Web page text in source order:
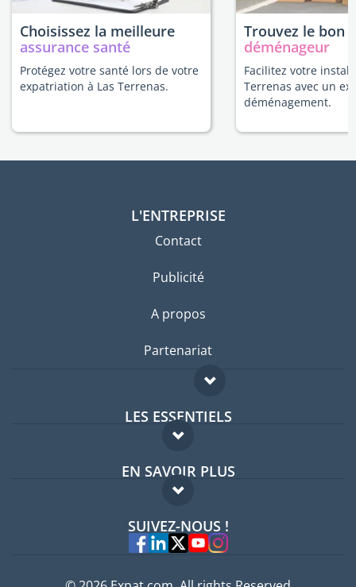
Choisissez la meilleure
assurance santé
Protégez votre santé lors de votre
expatriation à Las Terrenas.
Trouvez le bon
déménageur
Facilitez votre
Terrenas avec un
déménagement.
L'ENTREPRISE
Contact
Publicité
A propos
Partenariat
LES ESSENTIELS
Forum expatriés
Guides pays
EN SAVOIR PLUS
FAQ
Experts
SUIVEZ-NOUS !